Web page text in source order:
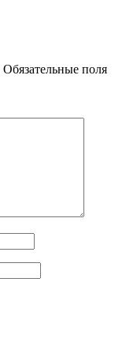
Обязательные поля